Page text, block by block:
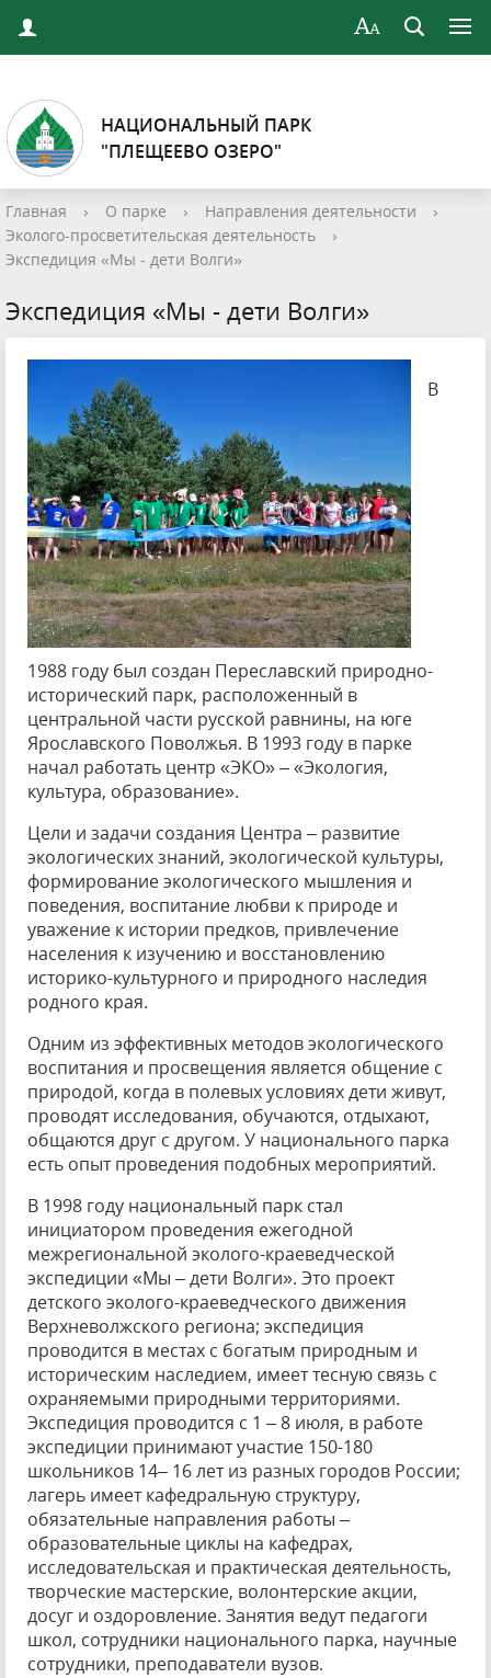
НАЦИОНАЛЬНЫЙ ПАРК
"ПЛЕЩЕЕВО ОЗЕРО"
Главная › О парке › Направления деятельности
›
Эколого-просветительская деятельность
›
Экспедиция «Мы - дети Волги»
Экспедиция «Мы - дети Волги»
В
1988 году был создан Переславский природно-
исторический парк, расположенный в
центральной части русской равнины, на юге
Ярославского Поволжья. В 1993 году в парке
начал работать центр «ЭКО» – «Экология,
культура, образование».
Цели и задачи создания Центра – развитие
экологических знаний, экологической культуры,
формирование экологического мышления и
поведения, воспитание любви к природе и
уважение к истории предков, привлечение
населения к изучению и восстановлению
историко-культурного и природного наследия
родного края.
Одним из эффективных методов экологического
воспитания и просвещения является общение с
природой, когда в полевых условиях дети живут,
проводят исследования, обучаются, отдыхают,
общаются друг с другом. У национального парка
есть опыт проведения подобных мероприятий.
В 1998 году национальный парк стал
инициатором проведения ежегодной
межрегиональной эколого-краеведческой
экспедиции «Мы – дети Волги». Это проект
детского эколого-краеведческого движения
Верхневолжского региона; экспедиция
проводится в местах с богатым природным и
историческим наследием, имеет тесную связь с
охраняемыми природными территориями.
Экспедиция проводится с 1 – 8 июля, в работе
экспедиции принимают участие 150-180
школьников 14– 16 лет из разных городов России;
лагерь имеет кафедральную структуру,
обязательные направления работы –
образовательные циклы на кафедрах,
исследовательская и практическая деятельность,
творческие мастерские, волонтерские акции,
досуг и оздоровление. Занятия ведут педагоги
школ, сотрудники национального парка, научные
сотрудники, преподаватели вузов.